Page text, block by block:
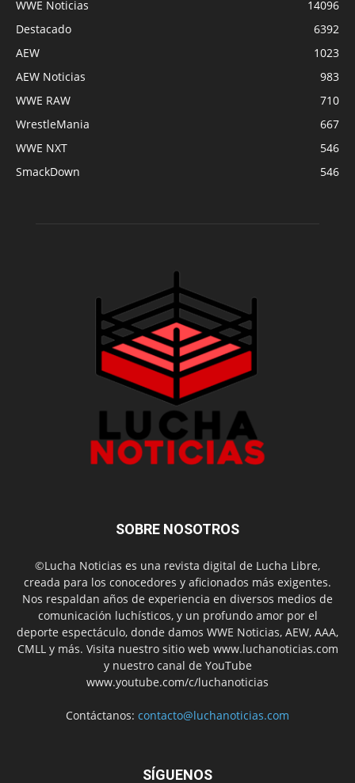
WWE Noticias
14096
Destacado
6392
AEW
1023
AEW Noticias
983
WWE RAW
710
WrestleMania
667
WWE NXT
546
SmackDown
546
SOBRE NOSOTROS
©Lucha Noticias es una revista digital de Lucha Libre,
creada para los conocedores y aficionados más exigentes.
Nos respaldan años de experiencia en diversos medios de
comunicación luchísticos, y un profundo amor por el
deporte espectáculo, donde damos WWE Noticias, AEW, AAA,
CMLL y más. Visita nuestro sitio web www.luchanoticias.com
y nuestro canal de YouTube
www.youtube.com/c/luchanoticias
Contáctanos: contacto@luchanoticias.com
SÍGUENOS